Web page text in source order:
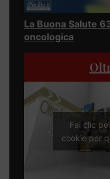
La Buona Salute
oncologica
Fai clic
cookie per